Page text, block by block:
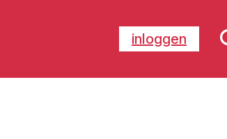
inloggen